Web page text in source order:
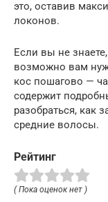
это, оставив
локонов.
Если вы не
возможно вам
кос пошагово —
содержит
разобраться, как
средние волосы.
Рейтинг
( Пока оценок нет )